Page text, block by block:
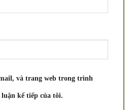
và trang web trong trình
kế tiếp của tôi.